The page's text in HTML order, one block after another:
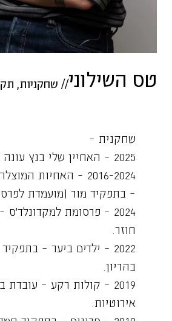
טס השילוני// שחקניות,
שחקנית –
2025 – האחיין שלי בנץ עונה 3 – בתפקיד רז.
– בתפקיד מור (מועמדת
2024 – פרסומת
חוזר.
2022 – ילדים ביער –
בהריון.
2019 – קולות רקע –
אירוטיות.